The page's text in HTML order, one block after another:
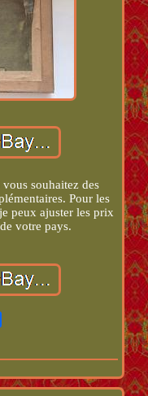
souhaitez des
Pour les
peux ajuster les prix
votre pays.